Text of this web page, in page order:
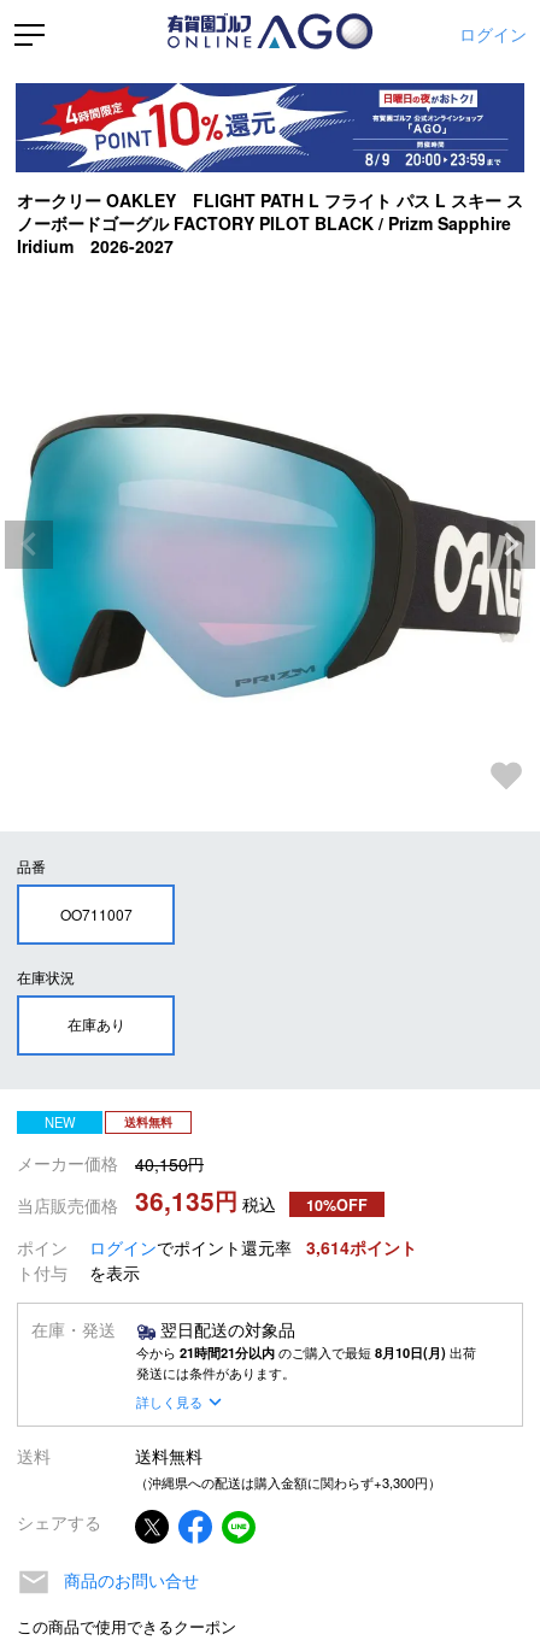
ログイン
オークリー OAKLEY FLIGHT PATH L フライト パス L スキー ス
ノーボードゴーグル FACTORY PILOT BLACK / Prizm Sapphire
Iridium 2026-2027
品番
OO711007
在庫状況
在庫あり
NEW 送料無料
メーカー価格
40,150
当店販売価格
36,135 税込 10%OFF
ポイン
ト付与
ログインでポイント還元率
を表示
3,614
在庫・発送 翌日配送の対象品
今から 21時間21分以内のご購入で最短8月10日(月)出荷
発送には条件があります。
詳しく見る
送料 送料無料
（沖縄県への配送は購入金額に関わらず+3,300円）
シェアする
商品のお問い合せ
この商品で使用できるクーポン